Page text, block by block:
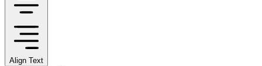
Align Text